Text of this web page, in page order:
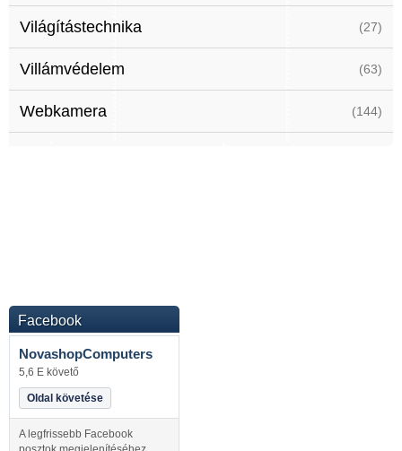
Világítástechnika (27)
Villámvédelem (63)
Webkamera (144)
Facebook
NovashopComputers
5,6 E követő
Oldal követése
A legfrissebb Facebook